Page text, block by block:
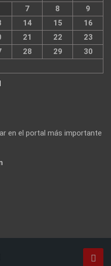
7 8
9
14 15
16
21 22
23
28 29
30
en el portal más importante